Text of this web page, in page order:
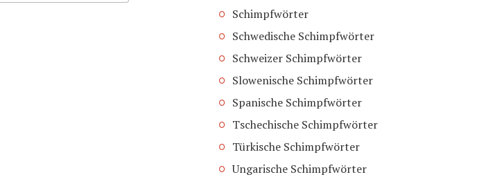
Schimpfwörter
Schwedische Schimpfwörter
Schweizer Schimpfwörter
Slowenische Schimpfwörter
Spanische Schimpfwörter
Tschechische Schimpfwörter
Türkische Schimpfwörter
Ungarische Schimpfwörter